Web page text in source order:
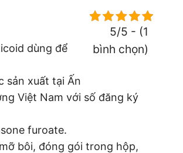
5/5 - (1
bình chọn)
dùng để
sản xuất tại Ấn
Việt Nam với số đăng ký
furoate.
bôi, đóng gói trong hộp,